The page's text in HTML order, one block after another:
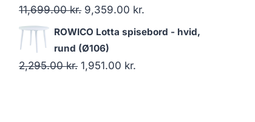
11,699.00kr. 9,359.00 kr.
ROWICO Lotta spisebord - hvid,
rund (Ø106)
2,295.00kr. 1,951.00 kr.